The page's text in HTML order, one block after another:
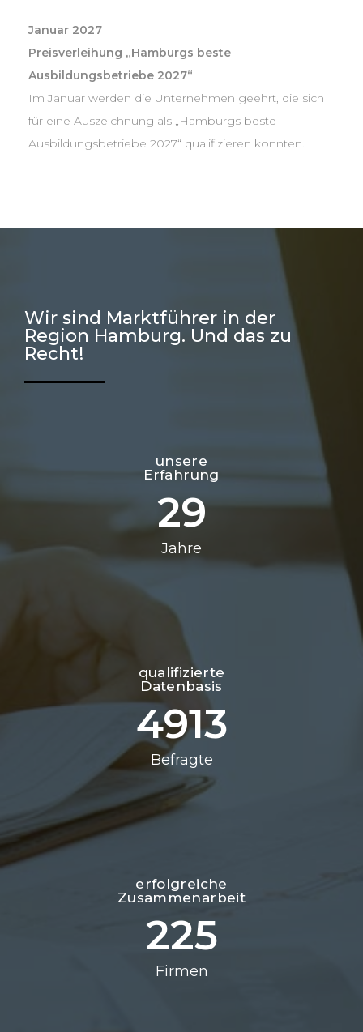
Januar 2027
Preisverleihung „Hamburgs beste
Ausbildungsbetriebe 2027“
Im Januar werden die Unternehmen geehrt, die sich
für eine Auszeichnung als „Hamburgs beste
Ausbildungsbetriebe 2027“ qualifizieren konnten.
Wir sind Markt­führer in der
Region Hamburg. Und das zu
Recht!
unsere
Erfahrung
29
Jahre
qualifizierte
Datenbasis
4913
Befragte
erfolgreiche
Zusammenarbeit
225
Firmen